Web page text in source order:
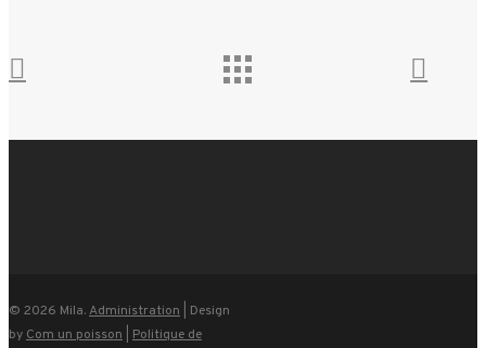
© 2026 Mila. Administration | Design
by Com un poisson Politique de